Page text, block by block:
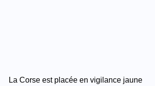
La Corse est placée en vigilance jaune